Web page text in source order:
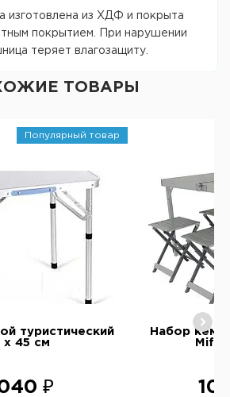
изготовлена из ХДФ и покрыта
покрытием. При нарушении
теряет влагозащиту.
ТОВАРЫ
Популярный товар
туристический
х 45 см
₽
Набор
10